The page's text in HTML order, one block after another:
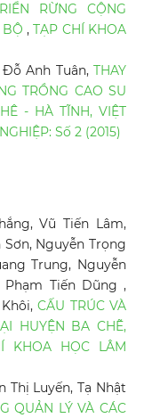
RỪNG CỘNG
BỘ,TẠP CHÍ KHOA
Đỗ Anh Tuân,THAY
TRỒNG CAO SU
- HÀ TĨNH, VIỆT
Số 2 (2015)
Vũ Tiến Lâm,
Sơn, Nguyễn Trọng
Trung, Nguyễn
Phạm Tiến Dũng ,
CẤU TRÚC VÀ
HUYỆN BA CHẼ,
KHOA HỌC LÂM
Thị Luyến, Tạ Nhật
QUẢN LÝ VÀ CÁC